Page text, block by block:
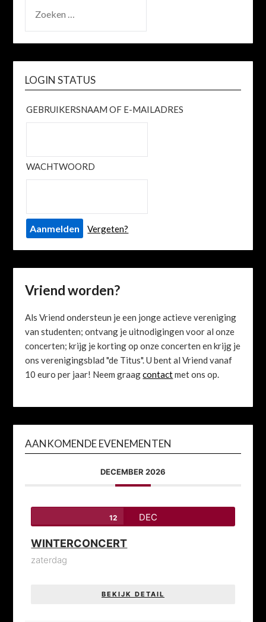
NAAR:
LOGIN STATUS
GEBRUIKERSNAAM OF E-MAILADRES
WACHTWOORD
Vergeten?
Vriend worden?
Als Vriend ondersteun je een jonge actieve vereniging
van studenten; ontvang je uitnodigingen voor al onze
concerten; krijg je korting op onze concerten en krijg je
ons verenigingsblad "de Titus". U bent al Vriend vanaf
10 euro per jaar! Neem graagcontactmet ons op.
AANKOMENDE EVENEMENTEN
DECEMBER 2026
12 DEC
WINTERCONCERT
zaterdag
BEKIJK DETAIL